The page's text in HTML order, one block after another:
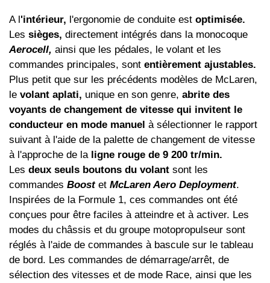
A l'intérieur, l'ergonomie de conduite est optimisée.
Les sièges, directement intégrés dans la monocoque
Aerocell, ainsi que les pédales, le volant et les
commandes principales, sont entièrement ajustables.
Plus petit que sur les précédents modèles de McLaren,
le volant aplati, unique en son genre, abrite des
voyants de changement de vitesse qui invitent le
conducteur en mode manuel à sélectionner le rapport
suivant à l'aide de la palette de changement de vitesse
à l'approche de la ligne rouge de 9 200 tr/min.
Les deux seuls boutons du volant sont les
commandes Boostet McLaren Aero Deployment.
Inspirées de la Formule 1, ces commandes ont été
conçues pour être faciles à atteindre et à activer. Les
modes du châssis et du groupe motopropulseur sont
réglés à l'aide de commandes à bascule sur le tableau
de bord. Les commandes de démarrage/arrêt, de
sélection des vitesses et de mode Race, ainsi que les